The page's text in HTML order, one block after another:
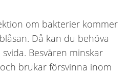
om bakterier kommer
Då kan du behöva
Besvären minskar
brukar försvinna inom